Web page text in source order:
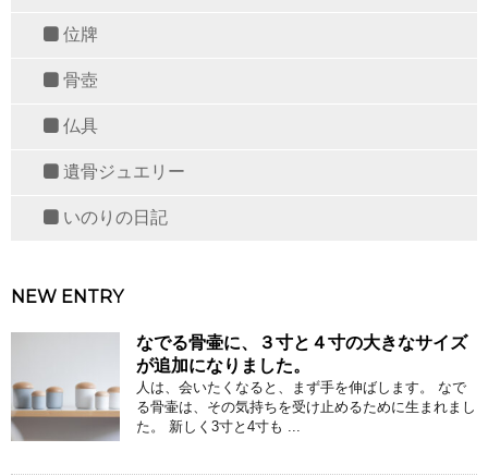
位牌
骨壺
仏具
遺骨ジュエリー
いのりの日記
NEW ENTRY
なでる骨壷に、３寸と４寸の大きなサイズ
が追加になりました。
人は、会いたくなると、まず手を伸ばします。 なで
る骨壷は、その気持ちを受け止めるために生まれまし
た。 新しく3寸と4寸も ...